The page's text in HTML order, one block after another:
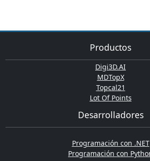
Productos
Digi3D.AI
MDTopX
Topcal21
Lot Of Points
Desarrolladores
Programación con .NET
Programación con